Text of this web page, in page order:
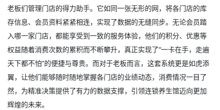
老板们管理门店的得力助手。它如同一张无形的网，将各门店的库
存信息、会员资料紧紧相连，实现了数据的无缝同步。无论会员踏
入哪一家门店，都能享受到一致的服务体验，他们的积分、优惠等
权益随着消费次数的累积而不断攀升，真正实现了“一卡在手，走遍
天下都不怕”的便捷与尊贵。而对于老板而言，这套系统更是如虎添
翼，让他们能够随时随地掌握各门店的业绩动态，消费情况一目了
然，为精准决策提供了有力的数据支撑，引领连锁养生馆迈向更加
辉煌的未来。